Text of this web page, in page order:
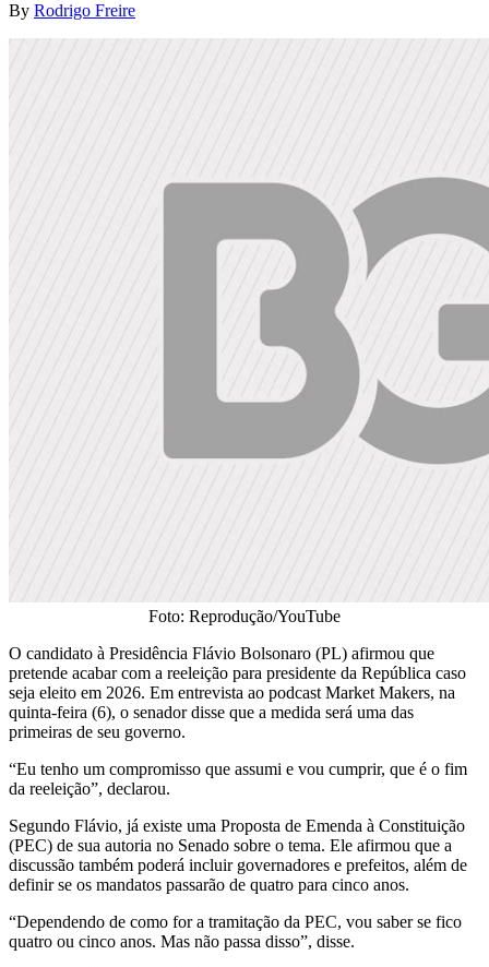
By Rodrigo Freire
Foto: Reprodução/YouTube
O candidato à Presidência Flávio Bolsonaro (PL) afirmou que
pretende acabar com a reeleição para presidente da República caso
seja eleito em 2026. Em entrevista ao podcast Market Makers, na
quinta-feira (6), o senador disse que a medida será uma das
primeiras de seu governo.
“Eu tenho um compromisso que assumi e vou cumprir, que é o fim
da reeleição”, declarou.
Segundo Flávio, já existe uma Proposta de Emenda à Constituição
(PEC) de sua autoria no Senado sobre o tema. Ele afirmou que a
discussão também poderá incluir governadores e prefeitos, além de
definir se os mandatos passarão de quatro para cinco anos.
“Dependendo de como for a tramitação da PEC, vou saber se fico
quatro ou cinco anos. Mas não passa disso”, disse.